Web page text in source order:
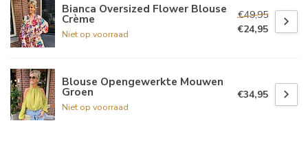
Bianca Oversized Flower Blouse
Crème
Niet op voorraad
€49,95
€24,95
Blouse Opengewerkte Mouwen
Groen
Niet op voorraad
€34,95